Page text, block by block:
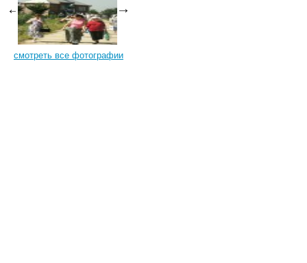
смотреть все фотографии